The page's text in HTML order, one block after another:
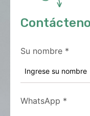
Su nombre *
WhatsApp *